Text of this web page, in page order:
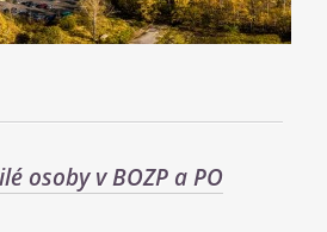
osoby v BOZP a PO